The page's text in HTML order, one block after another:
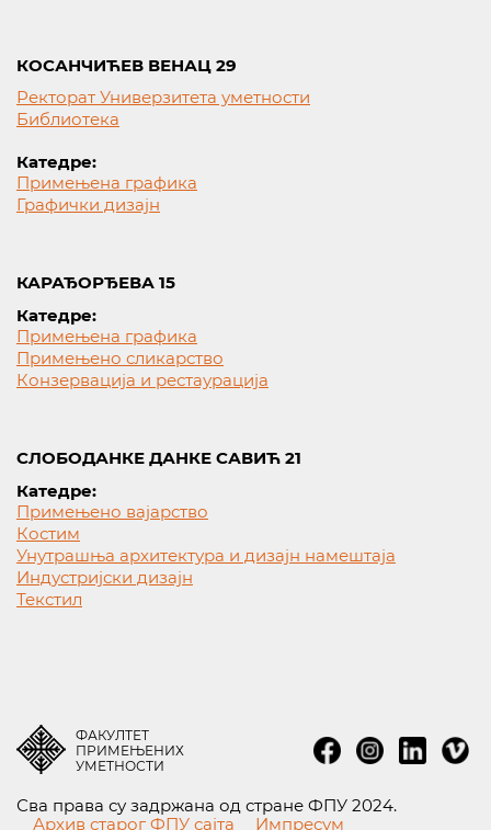
КОСАНЧИЋЕВ ВЕНАЦ 29
Ректорат Универзитета уметности
Библиотека
Катедре:
Примењена графика
Графички дизајн
КАРАЂОРЂЕВА 15
Катедре:
Примењена графика
Примењено сликарство
Конзервација и рестаурација
СЛОБОДАНКЕ ДАНКЕ САВИЋ 21
Катедре:
Примењено вајарство
Костим
Унутрашња архитектура и дизајн намештаја
Индустријски дизајн
Текстил
ФАКУЛТЕТ
ПРИМЕЊЕНИХ
УМЕТНОСТИ
Сва права су задржана од стране ФПУ 2024.
Архив старог ФПУ сајта
Импресум